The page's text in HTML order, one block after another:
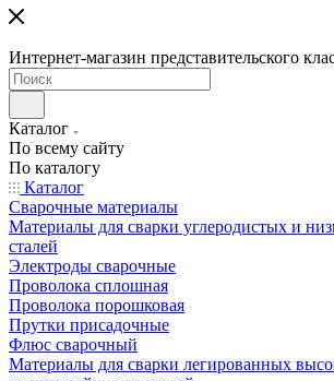
Интернет-магазин представительского
Каталог
По всему сайту
По каталогу
Каталог
Сварочные материалы
Материалы для сварки углеродистых и
сталей
Электроды сварочные
Проволока сплошная
Проволока порошковая
Прутки присадочные
Флюс сварочный
Материалы для сварки легированных